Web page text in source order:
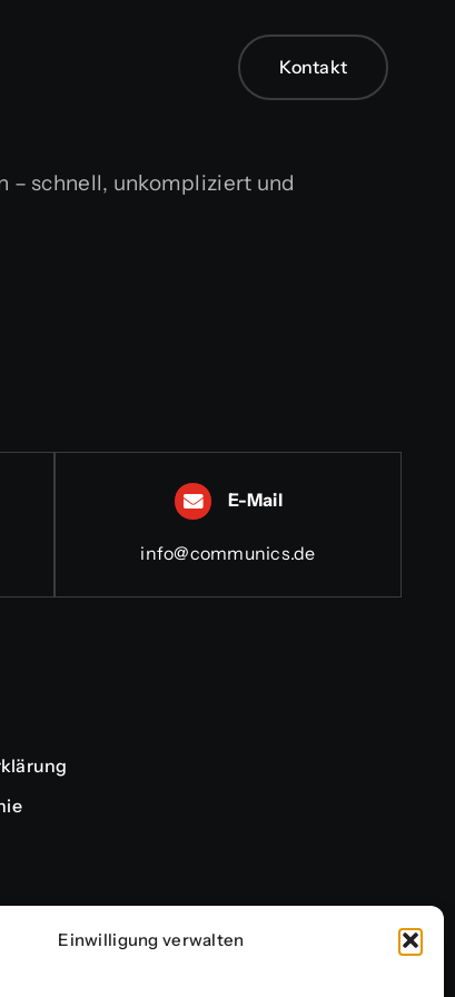
Einwilligung verwalten
Kontakt
Kontakt
– schnell, unkompliziert und
E-Mail
info@communics.de